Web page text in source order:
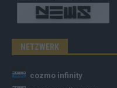
NETZWERK
cozmo infinity